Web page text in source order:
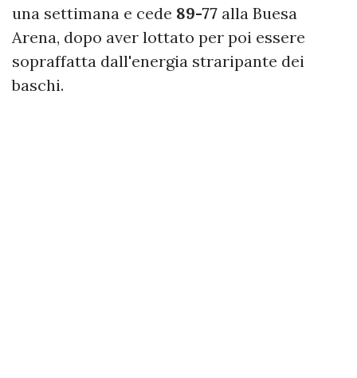
una settimana e cede 89-77 alla Buesa
Arena, dopo aver lottato per poi essere
sopraffatta dall'energia straripante dei
baschi.